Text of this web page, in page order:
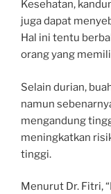
Kesehatan,
juga dapat
Hal ini tentu
orang yang
Selain durian,
namun
mengandung
meningkatkan
tinggi.
Menurut Dr. Fitri,